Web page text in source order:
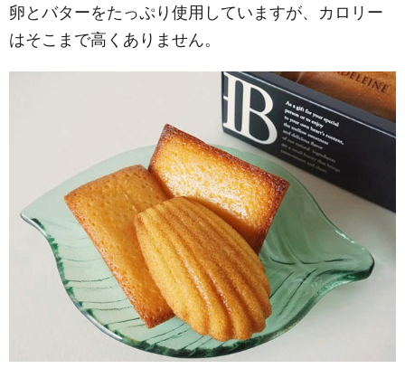
卵とバターをたっぷり使用していますが、カロリー
はそこまで高くありません。